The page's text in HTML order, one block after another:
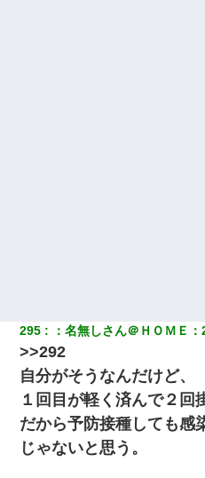
295 ：名無しさん＠ＨＯＭＥ ：
>>292
自分がそうなんだけど、
１回目が軽く済んで２回
だから予防接種しても感
じゃないと思う。